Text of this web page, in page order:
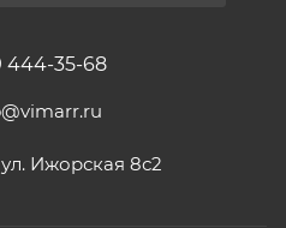
444-35-68
Ижорская 8с2